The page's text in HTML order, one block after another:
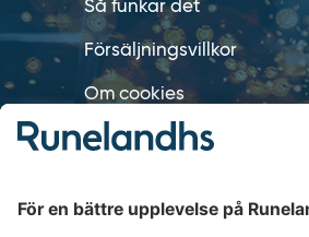
Så funkar det
Försäljningsvillkor
Om cookies
Personuppgiftshantering